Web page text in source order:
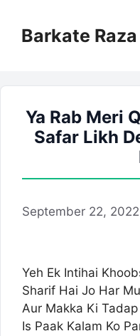
contentBarkate Raza
Ya Rab Meri
Safar Likh
September 22, 2022
Yeh Ek Intihai
Sharif Hai Jo Har
Aur Makka Ki
Is Paak Kalam Ko